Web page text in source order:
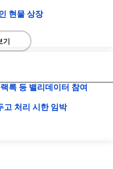
현물 상장
기
록 등 밸리데이터 참여
고 처리 시한 임박